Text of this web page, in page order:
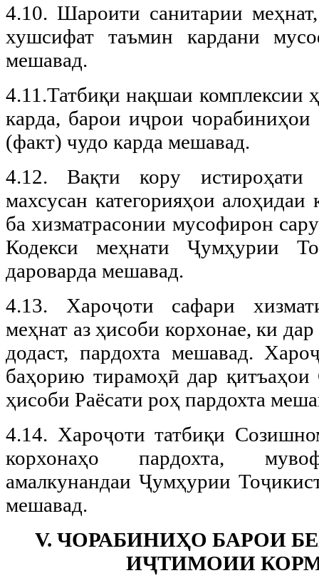
4.10. Шароити санитарии
хушсифат таъмин кардани
мешавад.
4.11.Татбиқи нақшаи комплексии
карда, барои иҷрои чорабиниҳои
(факт) чудо карда мешавад.
4.12. Вақти кору
махсусан категорияҳои алоҳидаи
ба хизматрасонии мусофирон
Кодекси меҳнати Ҷумҳурии
дароварда мешавад.
4.13. Хароҷоти сафари
меҳнат аз ҳисоби корхонае, ки
додаст, пардохта мешавад.
баҳорию тирамоҳӣ дар қитъаҳои
ҳисоби Раёсати роҳ пардохта
4.14. Хароҷоти татбиқи
корхонаҳо пардохта,
амалкунандаи Ҷумҳурии
мешавад.
V. ЧОРАБИНИҲО БАРОИ
ИҶТИМОИИ